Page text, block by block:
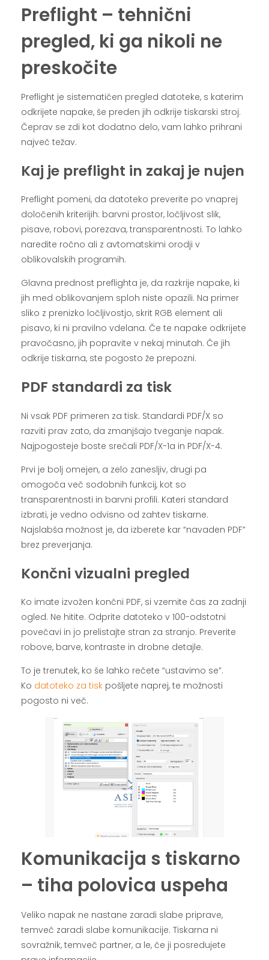
Preflight – tehnični
pregled, ki ga nikoli ne
preskočite
Preflight je sistematičen pregled datoteke, s katerim
odkrijete napake, še preden jih odkrije tiskarski stroj.
Čeprav se zdi kot dodatno delo, vam lahko prihrani
največ težav.
Kaj je preflight in zakaj je nujen
Preflight pomeni, da datoteko preverite po vnaprej
določenih kriterijih: barvni prostor, ločljivost slik,
pisave, robovi, porezava, transparentnosti. To lahko
naredite ročno ali z avtomatskimi orodji v
oblikovalskih programih.
Glavna prednost preflighta je, da razkrije napake, ki
jih med oblikovanjem sploh niste opazili. Na primer
sliko z prenizko ločljivostjo, skrit RGB element ali
pisavo, ki ni pravilno vdelana. Če te napake odkrijete
pravočasno, jih popravite v nekaj minutah. Če jih
odkrije tiskarna, ste pogosto že prepozni.
PDF standardi za tisk
Ni vsak PDF primeren za tisk. Standardi PDF/X so
razviti prav zato, da zmanjšajo tveganje napak.
Najpogosteje boste srečali PDF/X-1a in PDF/X-4.
Prvi je bolj omejen, a zelo zanesljiv, drugi pa
omogoča več sodobnih funkcij, kot so
transparentnosti in barvni profili. Kateri standard
izbrati, je vedno odvisno od zahtev tiskarne.
Najslabša možnost je, da izberete kar “navaden PDF”
brez preverjanja.
Končni vizualni pregled
Ko imate izvožen končni PDF, si vzemite čas za zadnji
ogled. Ne hitite. Odprite datoteko v 100-odstotni
povečavi in jo prelistajte stran za stranjo. Preverite
robove, barve, kontraste in drobne detajle.
To je trenutek, ko še lahko rečete “ustavimo se”.
Ko datoteko za tisk pošljete naprej, te možnosti
pogosto ni več.
Komunikacija s tiskarno
– tiha polovica uspeha
Veliko napak ne nastane zaradi slabe priprave,
temveč zaradi slabe komunikacije. Tiskarna ni
sovražnik, temveč partner, a le, če ji posredujete